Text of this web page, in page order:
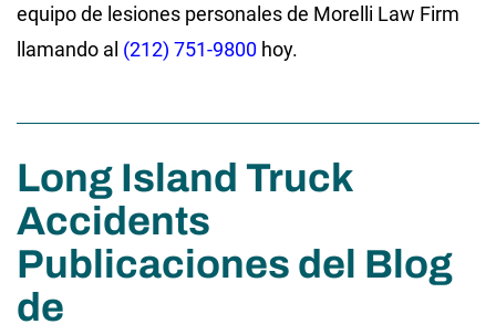
equipo de lesiones personales de Morelli Law Firm
llamando al (212) 751-9800 hoy.
Long Island Truck
Accidents
Publicaciones del Blog
de